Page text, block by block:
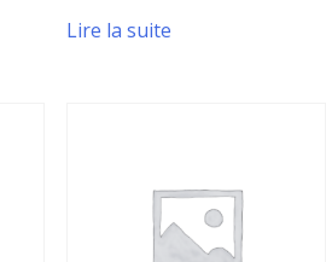
Lire la suite